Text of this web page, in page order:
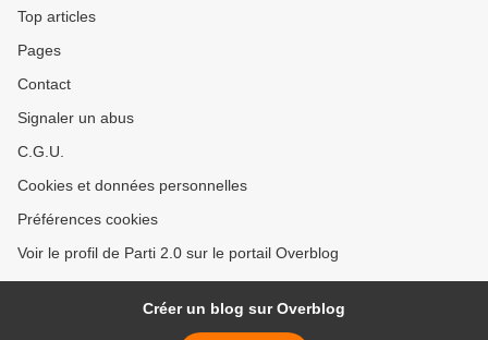
Top articles
Pages
Contact
Signaler un abus
C.G.U.
Cookies et données personnelles
Préférences cookies
Voir le profil de Parti 2.0 sur le portail Overblog
Créer un blog sur Overblog